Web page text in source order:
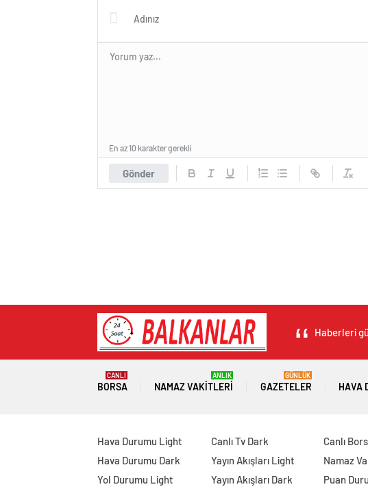
Gönder
En az 10 karakter gerekli
Haberleri
BORSA
CANLI
NAMAZ VAKITLERI
ANLIK
GAZETELER
GÜNLÜK
HAVA
Hava Durumu Light
Hava Durumu Dark
Yol Durumu Light
Canlı Tv Dark
Yayın Akışları Light
Yayın Akışları Dark
Canlı
Namaz
Puan